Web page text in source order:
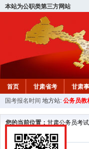
本站为公职类第三方网站
首页 甘肃省考 甘肃
国考报名时间 地方站: 公务员教
您的当前位置： 甘肃公务员考